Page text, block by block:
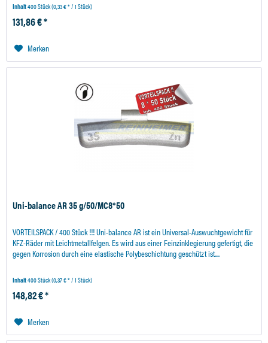
Inhalt400 Stück(0,33 € * / 1 Stück)
131,86 € *
Merken
Uni-balance AR 35 g/50/MC8*50
VORTEILSPACK / 400 Stück !!! Uni-balance AR ist ein Universal-Auswuchtgewicht für
KFZ-Räder mit Leichtmetallfelgen. Es wird aus einer Feinzinklegierung gefertigt, die
gegen Korrosion durch eine elastische Polybeschichtung geschützt ist....
Inhalt400 Stück(0,37 € * / 1 Stück)
148,82 € *
Merken